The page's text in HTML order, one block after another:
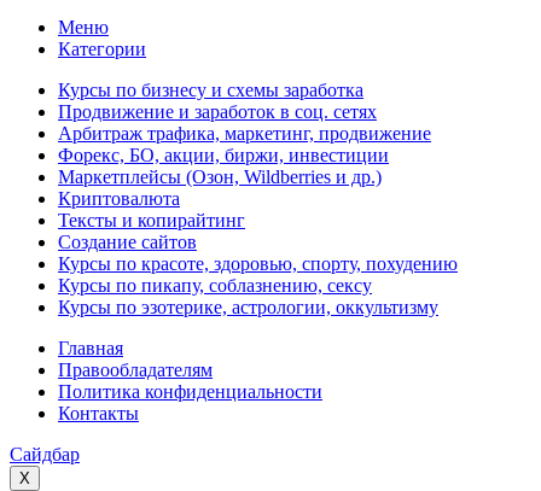
Меню
Категории
Курсы по бизнесу и схемы заработка
Продвижение и заработок в соц. сетях
Арбитраж трафика, маркетинг, продвижение
Форекс, БО, акции, биржи, инвестиции
Маркетплейсы (Озон, Wildberries и др.)
Криптовалюта
Тексты и копирайтинг
Создание сайтов
Курсы по красоте, здоровью, спорту, похудению
Курсы по пикапу, соблазнению, сексу
Курсы по эзотерике, астрологии, оккультизму
Главная
Правообладателям
Политика конфиденциальности
Контакты
Сайдбар
X